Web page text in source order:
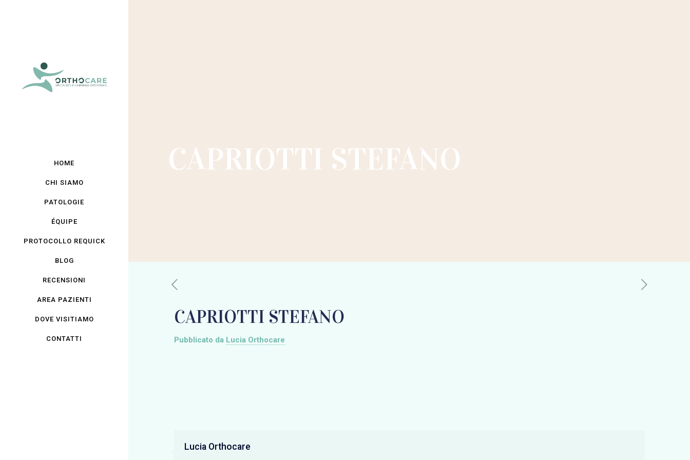
HOME
CHI SIAMO
PATOLOGIE
ÉQUIPE
PROTOCOLLO REQUICK
BLOG
RECENSIONI
AREA PAZIENTI
DOVE VISITIAMO
CONTATTI
CAPRIOTTI STEFANO
CAPRIOTTI STEFANO
Pubblicato da Lucia Orthocare
Lucia Orthocare